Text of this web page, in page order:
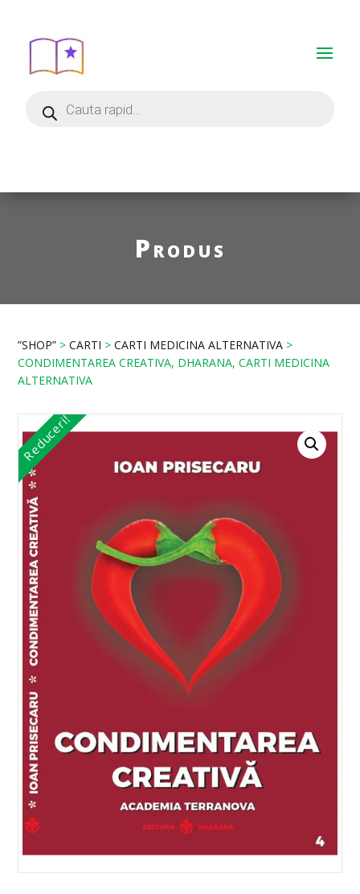
Produs
”SHOP” >CARTI >CARTI MEDICINA ALTERNATIVA >
CONDIMENTAREA CREATIVA, DHARANA, CARTI MEDICINA
ALTERNATIVA
Reduceri!